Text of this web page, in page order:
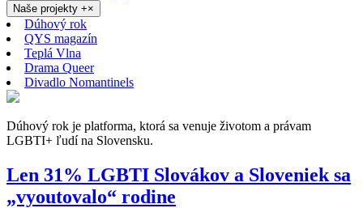
Naše projekty +×
Dúhový rok
QYS magazín
Teplá Vlna
Drama Queer
Divadlo Nomantinels
Dúhový rok je platforma, ktorá sa venuje životom a právam
LGBTI+ ľudí na Slovensku.
Len 31% LGBTI Slovákov a Sloveniek sa
„vyoutovalo“ rodine